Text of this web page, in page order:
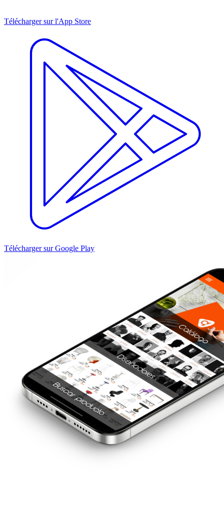
Télécharger sur l'App Store
Télécharger sur Google Play